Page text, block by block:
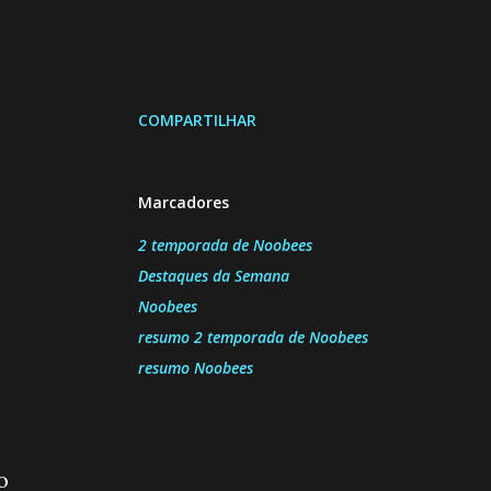
COMPARTILHAR
Marcadores
2 temporada de Noobees
Destaques da Semana
Noobees
resumo 2 temporada de Noobees
resumo Noobees